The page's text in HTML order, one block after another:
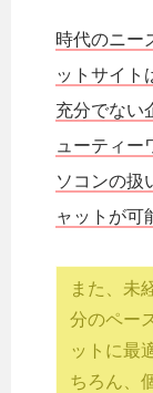
時代のニー
ットサイト
充分でない
ューティー
ソコンの扱
ャットが可
また、未
分のペー
ットに最
ちろん、